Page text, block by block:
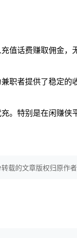
值话费赚取佣金
职者提供了稳定
。特别是在闲赚
载的文章版权归原作